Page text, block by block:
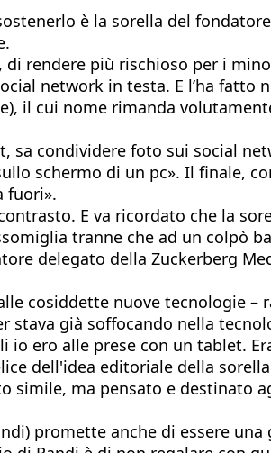
è la sorella del
rendere più rischioso per i
network in testa. E l’ha fatto
il cui nome rimanda
sa condividere foto sui social
schermo di un pc». Il finale,
fuori».
E va ricordato che la
tranne che ad un colpò
delegato della Zuckerberg
cosiddette nuove tecnologie
stava già soffocando nella
ero alle prese con un tablet.
dell'idea editoriale della
simile, ma pensato e destinato
promette anche di essere